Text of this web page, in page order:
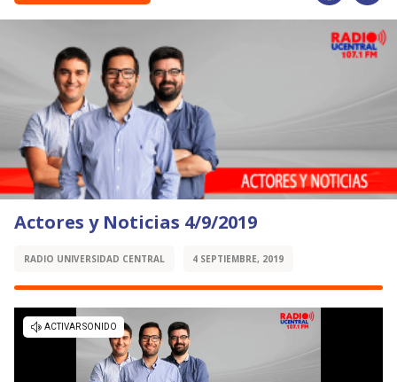
Actores y Noticias 4/9/2019
RADIO UNIVERSIDAD CENTRAL 4 SEPTIEMBRE, 2019